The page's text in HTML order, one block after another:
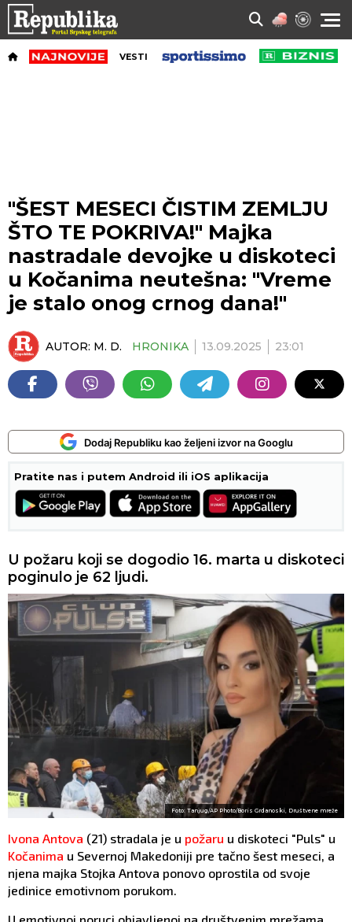
VESTI
"ŠEST MESECI ČISTIM ZEMLJU
ŠTO TE POKRIVA!" Majka
nastradale devojke u diskoteci
u Kočanima neutešna: "Vreme
je stalo onog crnog dana!"
AUTOR: M. D. HRONIKA 13.09.2025 23:01
Dodaj Republiku kao željeni izvor na Googlu
Pratite nas i putem Android ili iOS aplikacija
U požaru koji se dogodio 16. marta u diskoteci
poginulo je 62 ljudi.
Foto: Tanjug/AP Photo/Boris Grdanoski, Društvene mreže
Ivona Antova (21) stradala je u požaru u diskoteci "Puls" u
Kočanima u Severnoj Makedoniji pre tačno šest meseci, a
njena majka Stojka Antova ponovo oprostila od svoje
jedinice emotivnom porukom.